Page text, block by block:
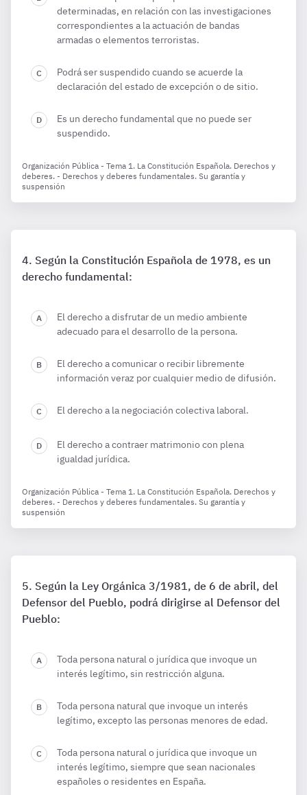
determinadas, en relación con las investigaciones
correspondientes a la actuación de bandas
armadas o elementos terroristas.
Podrá ser suspendido cuando se acuerde la
declaración del estado de excepción o de sitio.
Es un derecho fundamental que no puede ser
suspendido.
Organización Pública - Tema 1. La Constitución Española. Derechos y
deberes. - Derechos y deberes fundamentales. Su garantía y
suspensión
Según la Constitución Española de 1978, es un
derecho fundamental:
El derecho a disfrutar de un medio ambiente
adecuado para el desarrollo de la persona.
El derecho a comunicar o recibir libremente
información veraz por cualquier medio de difusión.
El derecho a la negociación colectiva laboral.
El derecho a contraer matrimonio con plena
igualdad jurídica.
Organización Pública - Tema 1. La Constitución Española. Derechos y
deberes. - Derechos y deberes fundamentales. Su garantía y
suspensión
Según la Ley Orgánica 3/1981, de 6 de abril, del
Defensor del Pueblo, podrá dirigirse al Defensor del
Pueblo:
Toda persona natural o jurídica que invoque un
interés legítimo, sin restricción alguna.
Toda persona natural que invoque un interés
legítimo, excepto las personas menores de edad.
Toda persona natural o jurídica que invoque un
interés legítimo, siempre que sean nacionales
españoles o residentes en España.